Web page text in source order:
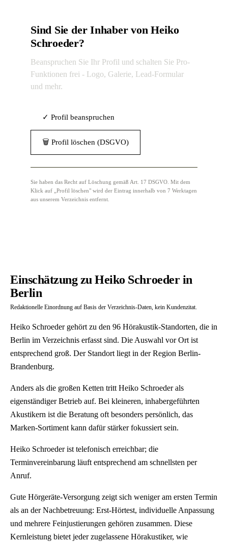
Sind Sie der Inhaber von Heiko
Schroeder?
Beanspruchen Sie Ihr Profil und schalten Sie Pro-
Funktionen frei - Logo, Galerie, Lead-Formular
und mehr.
✓ Profil beanspruchen
🗑 Profil löschen (DSGVO)
Sie haben das Recht auf Löschung gemäß Art. 17 DSGVO. Mit dem
Klick auf „Profil löschen" wird der Eintrag innerhalb von 7 Werktagen
aus unserem Verzeichnis entfernt.
Einschätzung zu Heiko Schroeder in
Berlin
Redaktionelle Einordnung auf Basis der Verzeichnis-Daten, kein Kundenzitat.
Heiko Schroeder gehört zu den 96 Hörakustik-Standorten, die in
Berlin im Verzeichnis erfasst sind. Die Auswahl vor Ort ist
entsprechend groß. Der Standort liegt in der Region Berlin-
Brandenburg.
Anders als die großen Ketten tritt Heiko Schroeder als
eigenständiger Betrieb auf. Bei kleineren, inhabergeführten
Akustikern ist die Beratung oft besonders persönlich, das
Marken-Sortiment kann dafür stärker fokussiert sein.
Heiko Schroeder ist telefonisch erreichbar; die
Terminvereinbarung läuft entsprechend am schnellsten per
Anruf.
Gute Hörgeräte-Versorgung zeigt sich weniger am ersten Termin
als an der Nachbetreuung: Erst-Hörtest, individuelle Anpassung
und mehrere Feinjustierungen gehören zusammen. Diese
Kernleistung bietet jeder zugelassene Hörakustiker, wie